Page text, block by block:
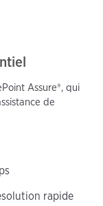
Assure®, qui
de
rapide